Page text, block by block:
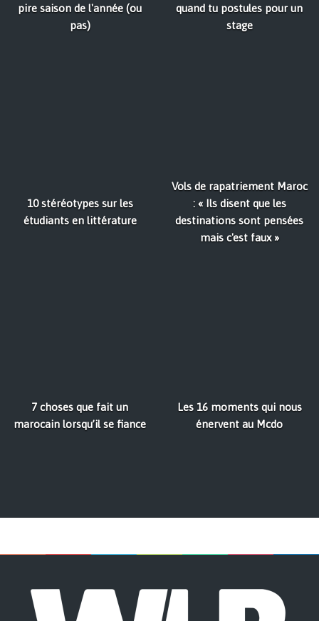
pire saison de l'année (ou
pas)
quand tu postules pour un
stage
10 stéréotypes sur les
étudiants en littérature
Vols de rapatriement Maroc
: « Ils disent que les
destinations sont pensées
mais c'est faux »
7 choses que fait un
marocain lorsqu’il se fiance
Les 16 moments qui nous
énervent au Mcdo